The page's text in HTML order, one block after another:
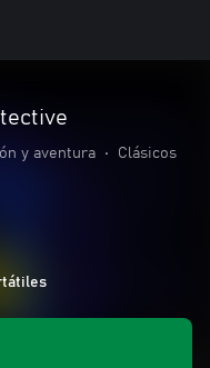
y aventura • Clásicos